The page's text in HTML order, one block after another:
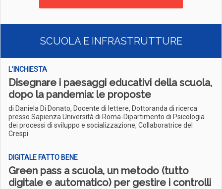
SCUOLA E INFRASTRUTTURE
L’INCHIESTA
Disegnare i paesaggi educativi della scuola,
dopo la pandemia: le proposte
di Daniela Di Donato, Docente di lettere, Dottoranda di ricerca
presso Sapienza Università di Roma-Dipartimento di Psicologia
dei processi di sviluppo e socializzazione, Collaboratrice del
Crespi
DIGITALE FATTO BENE
Green pass a scuola, un metodo (tutto
digitale e automatico) per gestire i controlli